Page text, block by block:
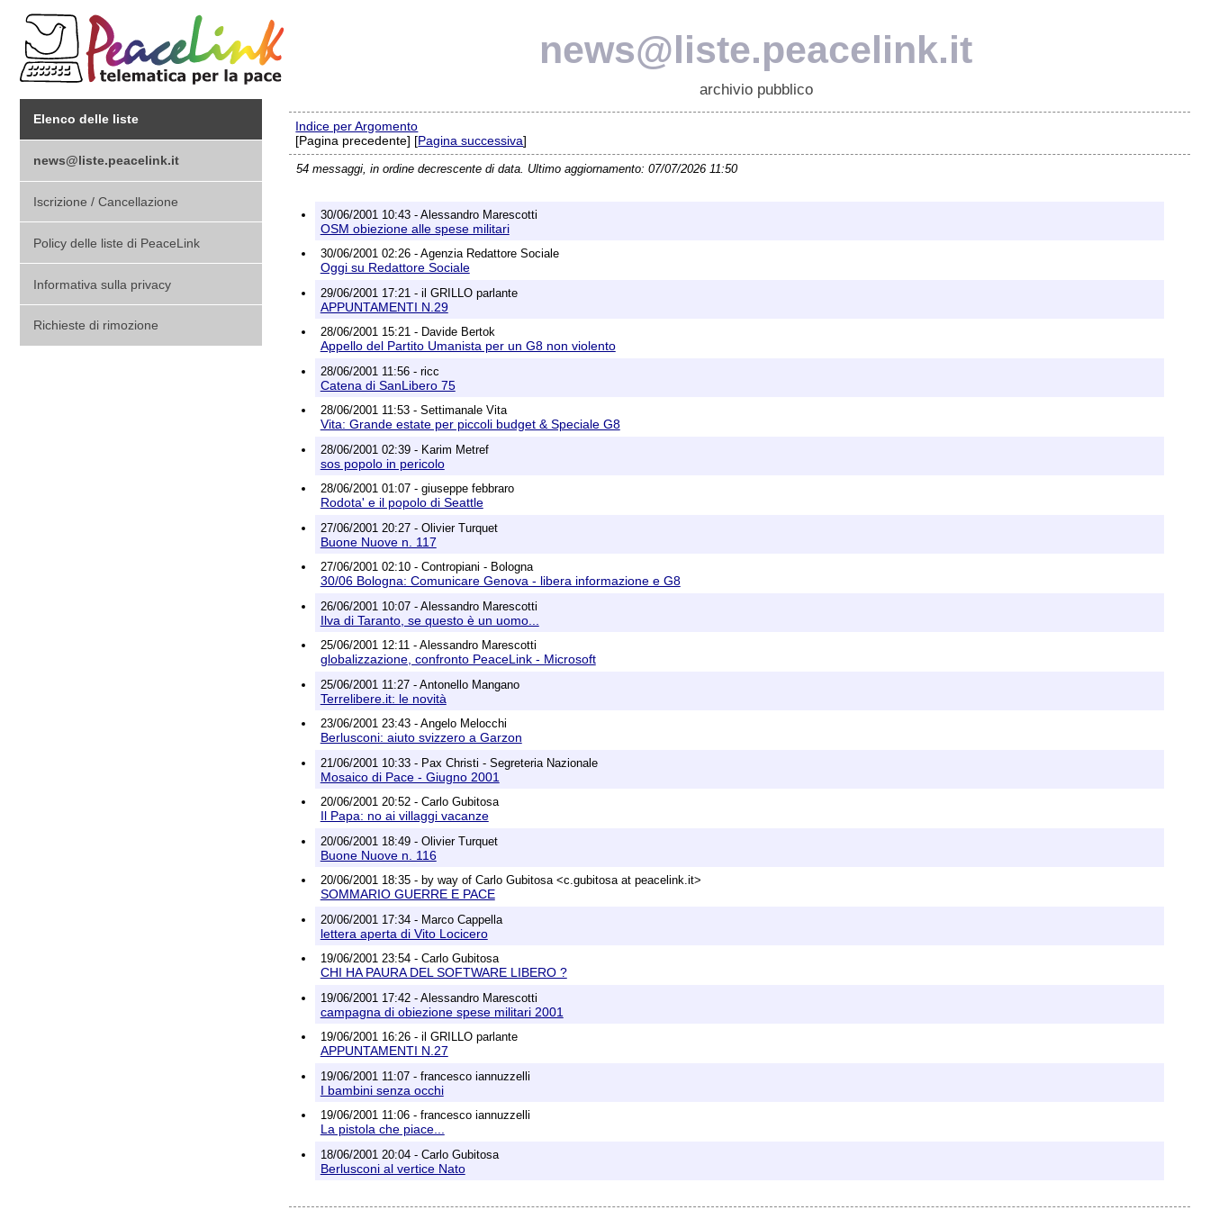
news@liste.peacelink.it
archivio pubblico
Elenco delle liste
news@liste.peacelink.it
Iscrizione / Cancellazione
Policy delle liste di PeaceLink
Informativa sulla privacy
Richieste di rimozione
Indice per Argomento
[Pagina precedente] [Pagina successiva]
54 messaggi, in ordine decrescente di data. Ultimo aggiornamento: 07/07/2026 11:50
30/06/2001 10:43 - Alessandro Marescotti
OSM obiezione alle spese militari
30/06/2001 02:26 - Agenzia Redattore Sociale
Oggi su Redattore Sociale
29/06/2001 17:21 - il GRILLO parlante
APPUNTAMENTI N.29
28/06/2001 15:21 - Davide Bertok
Appello del Partito Umanista per un G8 non violento
28/06/2001 11:56 - ricc
Catena di SanLibero 75
28/06/2001 11:53 - Settimanale Vita
Vita: Grande estate per piccoli budget & Speciale G8
28/06/2001 02:39 - Karim Metref
sos popolo in pericolo
28/06/2001 01:07 - giuseppe febbraro
Rodota' e il popolo di Seattle
27/06/2001 20:27 - Olivier Turquet
Buone Nuove n. 117
27/06/2001 02:10 - Contropiani - Bologna
30/06 Bologna: Comunicare Genova - libera informazione e G8
26/06/2001 10:07 - Alessandro Marescotti
Ilva di Taranto, se questo è un uomo...
25/06/2001 12:11 - Alessandro Marescotti
globalizzazione, confronto PeaceLink - Microsoft
25/06/2001 11:27 - Antonello Mangano
Terrelibere.it: le novità
23/06/2001 23:43 - Angelo Melocchi
Berlusconi: aiuto svizzero a Garzon
21/06/2001 10:33 - Pax Christi - Segreteria Nazionale
Mosaico di Pace - Giugno 2001
20/06/2001 20:52 - Carlo Gubitosa
Il Papa: no ai villaggi vacanze
20/06/2001 18:49 - Olivier Turquet
Buone Nuove n. 116
20/06/2001 18:35 - by way of Carlo Gubitosa <c.gubitosa at peacelink.it>
SOMMARIO GUERRE E PACE
20/06/2001 17:34 - Marco Cappella
lettera aperta di Vito Locicero
19/06/2001 23:54 - Carlo Gubitosa
CHI HA PAURA DEL SOFTWARE LIBERO ?
19/06/2001 17:42 - Alessandro Marescotti
campagna di obiezione spese militari 2001
19/06/2001 16:26 - il GRILLO parlante
APPUNTAMENTI N.27
19/06/2001 11:07 - francesco iannuzzelli
I bambini senza occhi
19/06/2001 11:06 - francesco iannuzzelli
La pistola che piace...
18/06/2001 20:04 - Carlo Gubitosa
Berlusconi al vertice Nato